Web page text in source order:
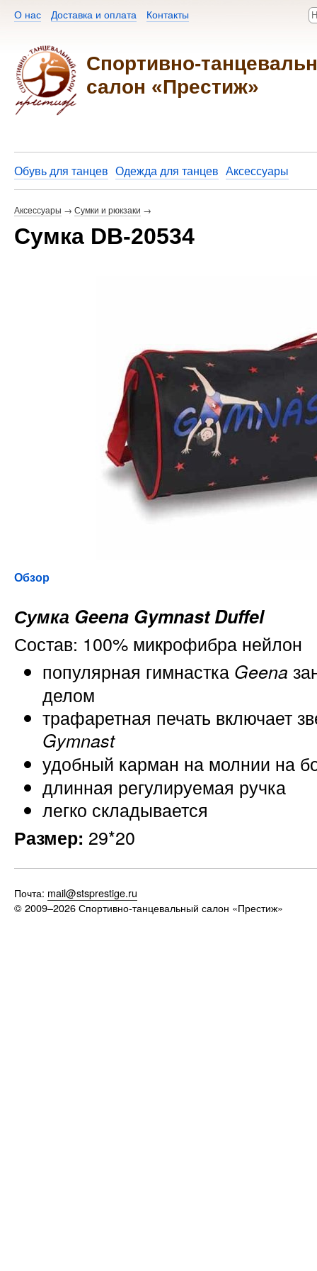
О нас Доставка и оплата Контакты​
Спортивно-
салон «Престиж»
Обувь для танцев Одежда для танцев Аксессуары
Аксессуары → Сумки и рюкзаки →
Сумка DB-20534
Обзор
Сумка Geena Gymnast Duffel
Состав: 100% микрофибра нейлон
популярная гимнастка Geena
делом
трафаретная печать включает
Gymnast
удобный карман на молнии на
длинная регулируемая ручка
легко складывается
Размер: 29*20
Почта: mail@stsprestige.ru
© 2009–2026Спортивно-танцевальный салон «Престиж»